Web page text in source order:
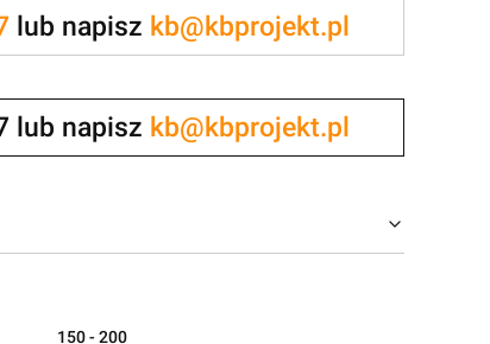
lub napisz kb@kbprojekt.pl
lub napisz kb@kbprojekt.pl
150 - 200